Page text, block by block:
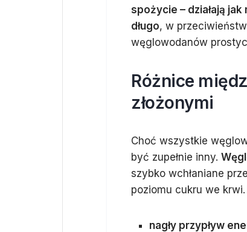
spożycie – działają
długo, w
węglowodanów
Różnice
złożonymi
Choć wszystkie
być zupełnie inny.
szybko wchłaniane
poziomu cukru we
nagły przypływ